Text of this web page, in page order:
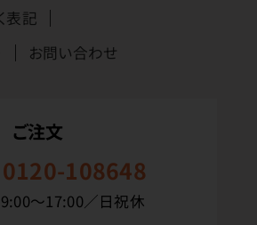
表記
お問い合わせ
ご注文
0120-108648
〜17:00／日祝休